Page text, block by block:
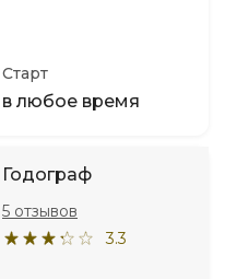
Старт
в любое время
Годограф
3.3
5 отзывов